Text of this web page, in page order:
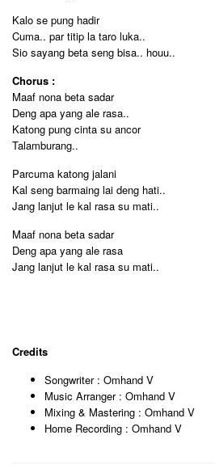
Kalo se pung hadir
Cuma.. par titip la taro luka..
Sio sayang beta seng bisa.. houu..
Chorus :
Maaf nona beta sadar
Deng apa yang ale rasa..
Katong pung cinta su ancor
Talamburang..
Parcuma katong jalani
Kal seng barmaing lai deng hati..
Jang lanjut le kal rasa su mati..
Maaf nona beta sadar
Deng apa yang ale rasa
Jang lanjut le kal rasa su mati..
Credits
Songwriter : Omhand V
Music Arranger : Omhand V
Mixing & Mastering : Omhand V
Home Recording : Omhand V